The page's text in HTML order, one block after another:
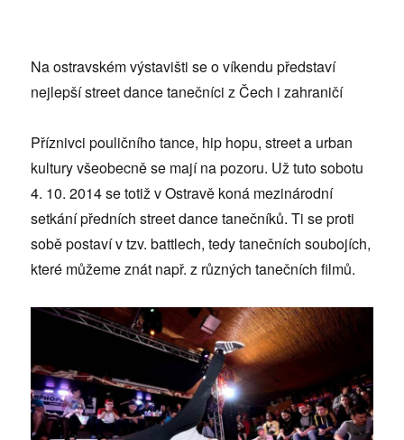
Na ostravském výstavišti se o víkendu představí
nejlepší street dance tanečníci z Čech i zahraničí
Příznivci pouličního tance, hip hopu, street a urban
kultury všeobecně se mají na pozoru. Už tuto sobotu
4. 10. 2014 se totiž v Ostravě koná mezinárodní
setkání předních street dance tanečníků. Ti se proti
sobě postaví v tzv. battlech, tedy tanečních soubojích,
které můžeme znát např. z různých tanečních filmů.